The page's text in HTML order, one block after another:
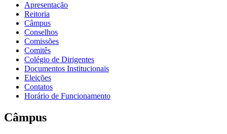
Apresentação
Reitoria
Câmpus
Conselhos
Comissões
Comitês
Colégio de Dirigentes
Documentos Institucionais
Eleições
Contatos
Horário de Funcionamento
Câmpus